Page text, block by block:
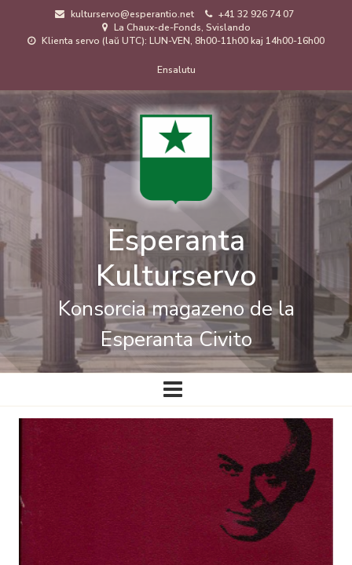
kulturservo@esperantio.net
+41 32 926 74 07
La Chaux-de-Fonds, Svislando
Klienta servo (laŭ UTC): LUN-VEN, 8h00-11h00 kaj 14h00-16h00
de
uzanto
Ensalutu
Esperanta
Kulturservo
Konsorcia magazeno de la
Esperanta Civito
Ĉefa
navigado